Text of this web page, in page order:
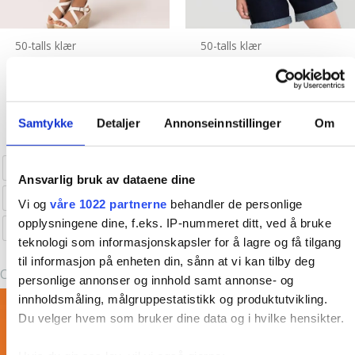
Samtykke Detaljer Annonseinnstillinger Om
Ansvarlig bruk av dataene dine
Vi og våre 1022 partnerne behandler de personlige
opplysningene dine, f.eks. IP-nummeret ditt, ved å bruke
teknologi som informasjonskapsler for å lagre og få tilgang
til informasjon på enheten din, sånn at vi kan tilby deg
personlige annonser og innhold samt annonse- og
innholdsmåling, målgruppestatistikk og produktutvikling.
Du velger hvem som bruker dine data og i hvilke hensikter.
jobb bak et klesplagg
Så da endte det med at jeg
valgte å ta inn klesmerker som jeg selv elsker og har selv
handlet i storbyene. Fredrikstad er jo en liten storby (i følge
) så hvorfor skal ikke vi ha en like kul
vintageinspirert klesbutikk som de andre kule byene har?
med fine vikarer og støttespillere og kanskje de kuleste
kundene?
5 år er gått, spennende å se hva de neste 5
vil by på! Takk til dere alle, love you all
50-talls klær
pris
var:
pris
er:
kr 599,00.
Kjøp nå!
Dette
produktet
flere
varianter.
Alternativene
kan
velges
på
produktsiden
XXL
3XL 4XL
5XL
6XL
6XL (26)
Clear
50-talls klær
Kjøp nå!
Dette
varianter.
kan
velges
på
2XL
Clear